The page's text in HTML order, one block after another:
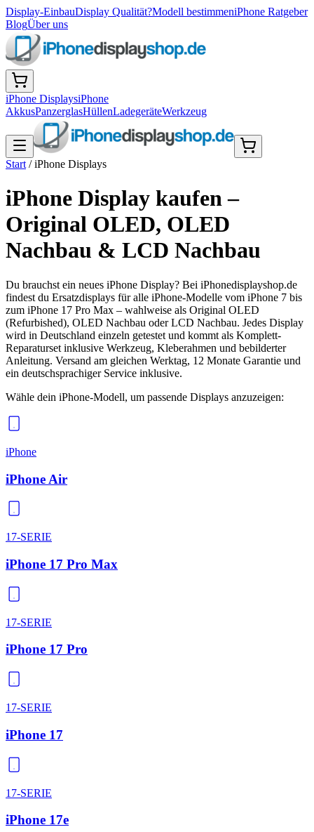
Display-EinbauDisplay Qualität?Modell bestimmeniPhone Ratgeber
BlogÜber uns
iPhone DisplaysiPhone
AkkusPanzerglasHüllenLadegeräteWerkzeug
Start /iPhone Displays
iPhone Display kaufen –
Original OLED, OLED
Nachbau & LCD Nachbau
Du brauchst ein neues iPhone Display? Bei iPhonedisplayshop.de
findest du Ersatzdisplays für alle iPhone-Modelle vom iPhone 7 bis
zum iPhone 17 Pro Max – wahlweise als Original OLED
(Refurbished), OLED Nachbau oder LCD Nachbau. Jedes Display
wird in Deutschland einzeln getestet und kommt als Komplett-
Reparaturset inklusive Werkzeug, Kleberahmen und bebilderter
Anleitung. Versand am gleichen Werktag, 12 Monate Garantie und
ein deutschsprachiger Service inklusive.
Wähle dein iPhone-Modell, um passende Displays anzuzeigen:
iPhone
iPhone Air
17-SERIE
iPhone 17 Pro Max
17-SERIE
iPhone 17 Pro
17-SERIE
iPhone 17
17-SERIE
iPhone 17e